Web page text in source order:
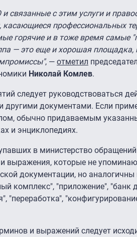
связанные с этим услуги и
профессиональных
горячие и в тоже время самые
— это еще и хорошая площадка,
, — отметил
Николай Комлев.
следует руководствоваться
другими документами. Если
обычно придаваемым
и энциклопедиях.
в министерство
выражения, которые не
документации, но
комплекс", "приложение", "банк
и выражений следует